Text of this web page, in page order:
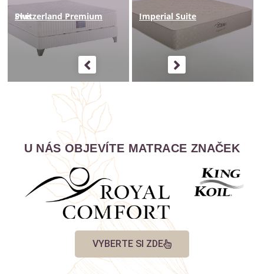
Switzerland Premium Plus Imperial Suite
U NÁS OBJEVÍTE MATRACE ZNAČEK
VYBERTE SI ZDE